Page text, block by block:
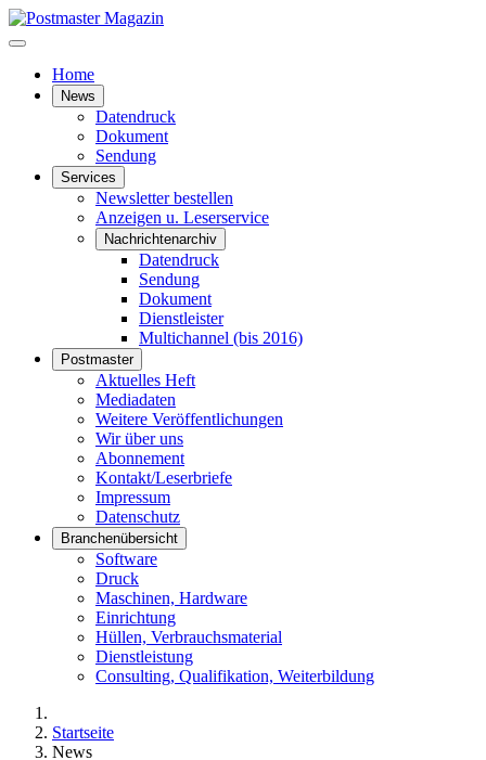
Home
News
Datendruck
Dokument
Sendung
Services
Newsletter bestellen
Anzeigen u. Leserservice
Nachrichtenarchiv
Datendruck
Sendung
Dokument
Dienstleister
Multichannel (bis 2016)
Postmaster
Aktuelles Heft
Mediadaten
Weitere Veröffentlichungen
Wir über uns
Abonnement
Kontakt/Leserbriefe
Impressum
Datenschutz
Branchenübersicht
Software
Druck
Maschinen, Hardware
Einrichtung
Hüllen, Verbrauchsmaterial
Dienstleistung
Consulting, Qualifikation, Weiterbildung
Startseite
News